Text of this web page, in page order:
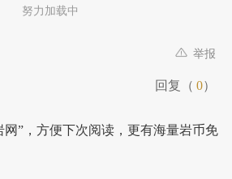
努力加载中
举报
回复（ 0）
网”，方便下次阅读，更有海量岩币免